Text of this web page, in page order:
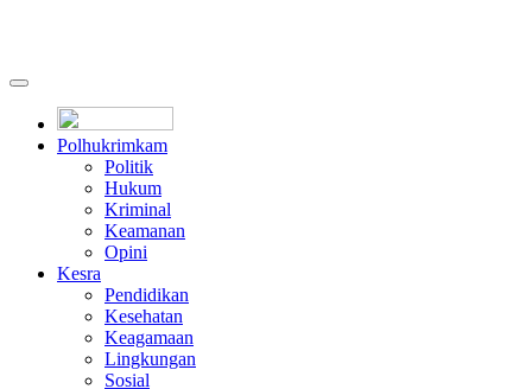
Polhukrimkam
Politik
Hukum
Kriminal
Keamanan
Opini
Kesra
Pendidikan
Kesehatan
Keagamaan
Lingkungan
Sosial